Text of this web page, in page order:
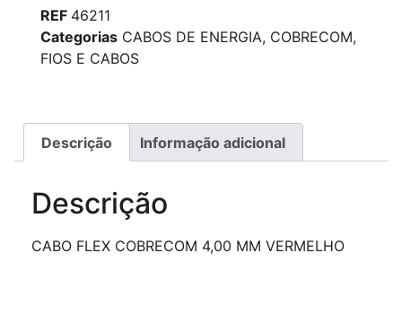
REF 46211
Categorias CABOS DE ENERGIA, COBRECOM,
FIOS E CABOS
Descrição Informação adicional
Descrição
CABO FLEX COBRECOM 4,00 MM VERMELHO